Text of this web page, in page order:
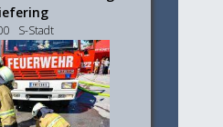
S-Stadt